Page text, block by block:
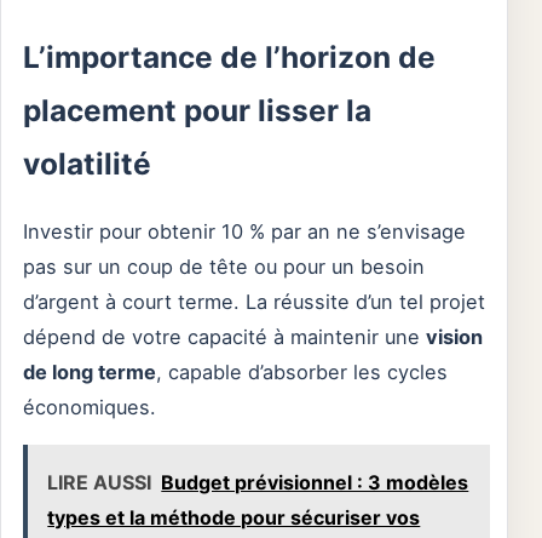
L’importance de l’horizon de
placement pour lisser la
volatilité
Investir pour obtenir 10 % par an ne s’envisage
pas sur un coup de tête ou pour un besoin
d’argent à court terme. La réussite d’un tel projet
dépend de votre capacité à maintenir une vision
de long terme, capable d’absorber les cycles
économiques.
LIRE AUSSI Budget prévisionnel : 3 modèles
types et la méthode pour sécuriser vos